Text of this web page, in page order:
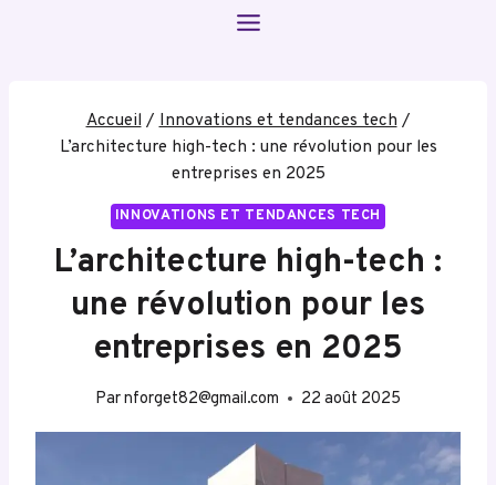
Accueil / Innovations et tendances tech /
L’architecture high-tech : une révolution pour les
entreprises en 2025
INNOVATIONS ET TENDANCES TECH
L’architecture high-tech :
une révolution pour les
entreprises en 2025
Parnforget82@gmail.com 22 août 2025